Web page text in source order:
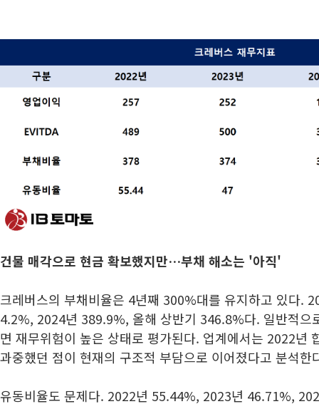
건물 매각으로 현금 확보했지만…부채 해소는 '아직'
크레버스의 부채비율은 4년째 300%대를 유지하고 있다.
4.2%, 2024년 389.9%, 올해 상반기 346.8%다. 일반적으
면 재무위험이 높은 상태로 평가된다. 업계에서는 2022년
과중했던 점이 현재의 구조적 부담으로 이어졌다고 분석한
유동비율도 문제다. 2022년 55.44%, 2023년 46.71%,